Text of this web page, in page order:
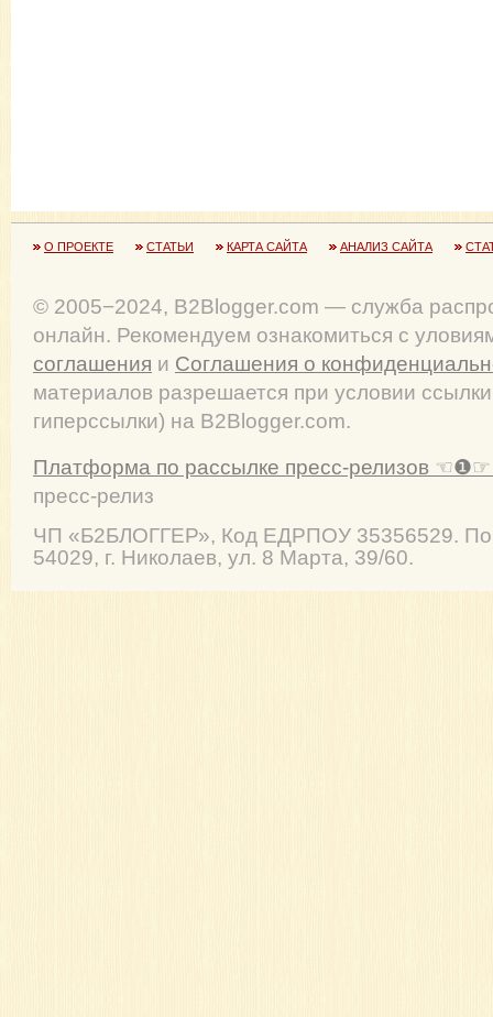
О ПРОЕКТЕ СТАТЬИ КАРТА САЙТА АНАЛИЗ САЙТА
© 2005−2024, B2Blogger.com — служба
онлайн. Рекомендуем ознакомиться с
соглашения и Соглашения о
материалов разрешается при условии
гиперссылки) на B2Blogger.com.
Платформа по рассылке пресс-релизов ☜❶☞
пресс-релиз
ЧП «Б2БЛОГГЕР», Код ЕДРПОУ 35356529.
54029, г. Николаев, ул. 8 Марта, 39/60.